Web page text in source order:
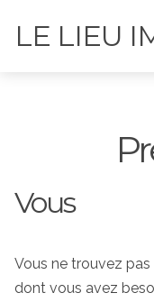
LE LIEU
Vous
Vous ne trouvez
dont vous avez